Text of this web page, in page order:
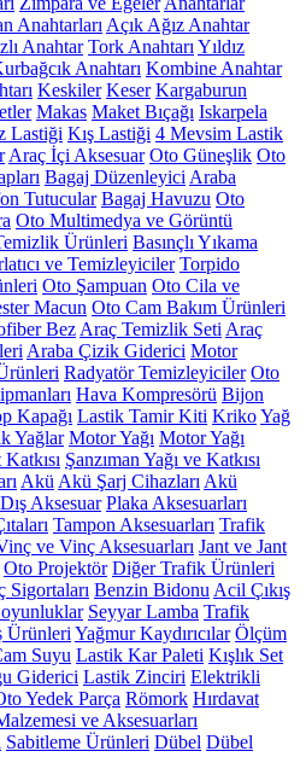
Anahtarları Açık Ağız Anahtar
Anahtar Tork Anahtarı Yıldız
Anahtarı Kombine Anahtar
Keskiler Keser Kargaburun
Makas Maket Bıçağı Iskarpela
Lastiği Kış Lastiği 4 Mevsim Lastik
Araç İçi Aksesuar Oto Güneşlik Oto
Bagaj Düzenleyici Araba
Tutucular Bagaj Havuzu Oto
Oto Multimedya ve Görüntü
Ürünleri Basınçlı Yıkama
ve Temizleyiciler Torpido
Oto Şampuan Oto Cila ve
Macun Oto Cam Bakım Ürünleri
Bez Araç Temizlik Seti Araç
Araba Çizik Giderici Motor
Radyatör Temizleyiciler Oto
Hava Kompresörü Bijon
Kapağı Lastik Tamir Kiti KrikoYağ
Yağlar Motor Yağı Motor Yağı
Katkısı Şanzıman Yağı ve Katkısı
Akü Akü Şarj Cihazları Akü
Aksesuar Plaka Aksesuarları
Tampon Aksesuarları Trafik
ve Vinç Aksesuarları Jant ve Jant
Oto Projektör Diğer Trafik Ürünleri
Sigortaları Benzin Bidonu Acil Çıkış
Seyyar Lamba Trafik
Ürünleri Yağmur Kaydırıcılar Ölçüm
Suyu Lastik Kar Paleti Kışlık Set
Giderici Lastik Zinciri Elektrikli
Yedek Parça Römork Hırdavat
ve Aksesuarları
Sabitleme Ürünleri Dübel Dübel